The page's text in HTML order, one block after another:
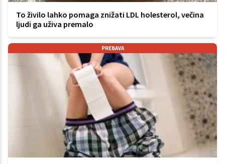
To živilo lahko pomaga znižati LDL holesterol, večina
ljudi ga uživa premalo
PREBAVA